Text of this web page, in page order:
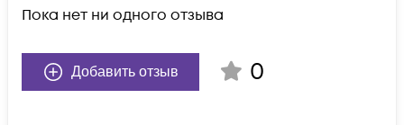
Пока нет ни одного отзыва
Добавить отзыв 0